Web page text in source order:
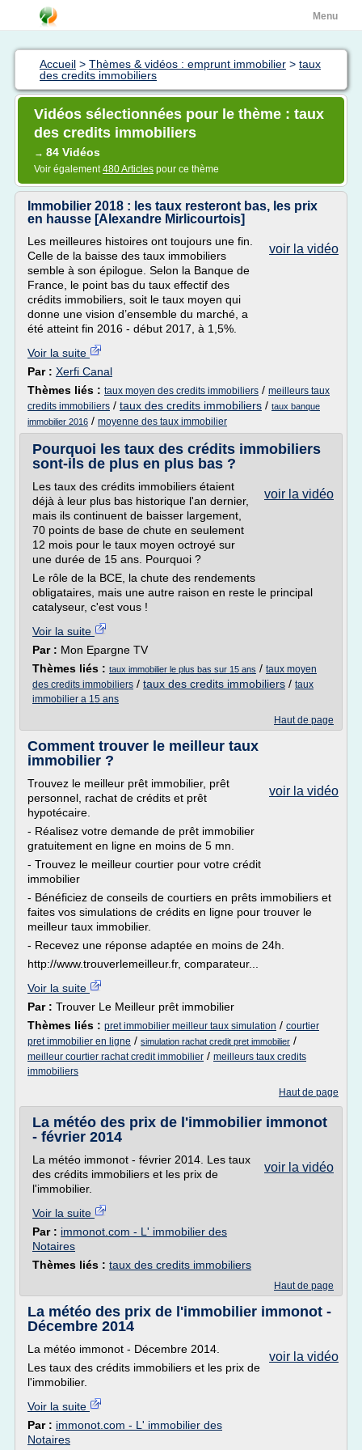
Menu
Accueil > Thèmes & vidéos : emprunt immobilier > taux
des credits immobiliers
Vidéos sélectionnées pour le thème : taux
des credits immobiliers
→ 84 Vidéos
Voir également480 Articles pour ce thème
Immobilier 2018 : les taux resteront bas, les prix
en hausse [Alexandre Mirlicourtois]
voir la vidéo
Les meilleures histoires ont toujours une fin.
Celle de la baisse des taux immobiliers
semble à son épilogue. Selon la Banque de
France, le point bas du taux effectif des
crédits immobiliers, soit le taux moyen qui
donne une vision d’ensemble du marché, a
été atteint fin 2016 - début 2017, à 1,5%.
Voir la suite
Par : Xerfi Canal
Thèmes liés : taux moyen des credits immobiliers / meilleurs taux
credits immobiliers / taux des credits immobiliers / taux banque
immobilier 2016 / moyenne des taux immobilier
Pourquoi les taux des crédits immobiliers
sont-ils de plus en plus bas ?
voir la vidéo
Les taux des crédits immobiliers étaient
déjà à leur plus bas historique l'an dernier,
mais ils continuent de baisser largement,
70 points de base de chute en seulement
12 mois pour le taux moyen octroyé sur
une durée de 15 ans. Pourquoi ?
Le rôle de la BCE, la chute des rendements
obligataires, mais une autre raison en reste le principal
catalyseur, c'est vous !
Voir la suite
Par : Mon Epargne TV
Thèmes liés : taux immobilier le plus bas sur 15 ans / taux moyen
des credits immobiliers / taux des credits immobiliers / taux
immobilier a 15 ans
Haut de page
Comment trouver le meilleur taux
immobilier ?
voir la vidéo
Trouvez le meilleur prêt immobilier, prêt
personnel, rachat de crédits et prêt
hypotécaire.
- Réalisez votre demande de prêt immobilier
gratuitement en ligne en moins de 5 mn.
- Trouvez le meilleur courtier pour votre crédit
immobilier
- Bénéficiez de conseils de courtiers en prêts immobiliers et
faites vos simulations de crédits en ligne pour trouver le
meilleur taux immobilier.
- Recevez une réponse adaptée en moins de 24h.
http://www.trouverlemeilleur.fr, comparateur...
Voir la suite
Par : Trouver Le Meilleur prêt immobilier
Thèmes liés : pret immobilier meilleur taux simulation / courtier
pret immobilier en ligne / simulation rachat credit pret immobilier /
meilleur courtier rachat credit immobilier / meilleurs taux credits
immobiliers
Haut de page
La météo des prix de l'immobilier immonot
- février 2014
voir la vidéo
La météo immonot - février 2014. Les taux
des crédits immobiliers et les prix de
l'immobilier.
Voir la suite
Par : immonot.com - L' immobilier des
Notaires
Thèmes liés : taux des credits immobiliers
Haut de page
La météo des prix de l'immobilier immonot -
Décembre 2014
voir la vidéo
La météo immonot - Décembre 2014.
Les taux des crédits immobiliers et les prix de
l'immobilier.
Voir la suite
Par : immonot.com - L' immobilier des
Notaires